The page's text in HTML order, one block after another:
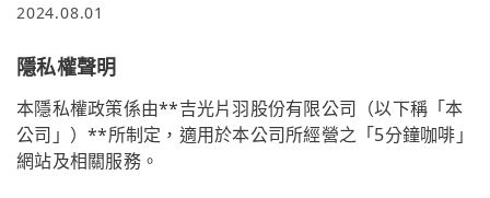
2024.08.01
隱私權聲明
本隱私權政策係由**吉光片羽股份有限公司（以下稱「本
公司」）**所制定，適用於本公司所經營之「5分鐘咖啡」
網站及相關服務。